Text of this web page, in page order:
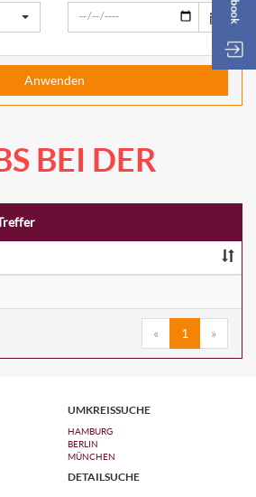
Anwenden
BEI DER
« 1 »
UMKREISSUCHE
HAMBURG
BERLIN
MÜNCHEN
DETAILSUCHE